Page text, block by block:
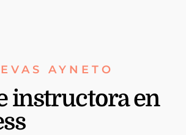
AYNETO
instructora en